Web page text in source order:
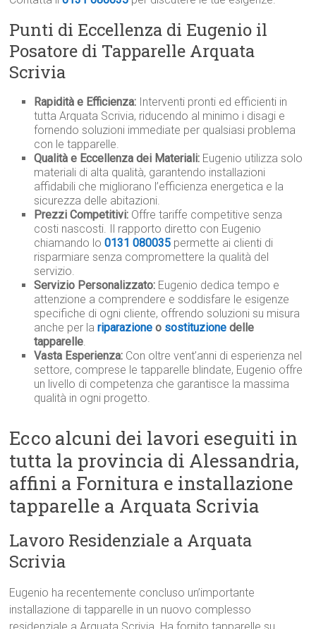
Punti di Eccellenza di Eugenio il
Posatore di Tapparelle Arquata
Scrivia
Rapidità e Efficienza: Interventi pronti ed efficienti in
tutta Arquata Scrivia, riducendo al minimo i disagi e
fornendo soluzioni immediate per qualsiasi problema
con le tapparelle.
Qualità e Eccellenza dei Materiali: Eugenio utilizza solo
materiali di alta qualità, garantendo installazioni
affidabili che migliorano l’efficienza energetica e la
sicurezza delle abitazioni.
Prezzi Competitivi: Offre tariffe competitive senza
costi nascosti. Il rapporto diretto con Eugenio
chiamando lo0131 080035 permette ai clienti di
risparmiare senza compromettere la qualità del
servizio.
Servizio Personalizzato: Eugenio dedica tempo e
attenzione a comprendere e soddisfare le esigenze
specifiche di ogni cliente, offrendo soluzioni su misura
anche per lariparazioneo sostituzione delle
tapparelle.
Vasta Esperienza: Con oltre vent’anni di esperienza nel
settore, comprese le tapparelle blindate, Eugenio offre
un livello di competenza che garantisce la massima
qualità in ogni progetto.
Ecco alcuni dei lavori eseguiti in
tutta la provincia di Alessandria,
affini a Fornitura e installazione
tapparelle a Arquata Scrivia
Lavoro Residenziale a Arquata
Scrivia
Eugenio ha recentemente concluso un’importante
installazione di tapparelle in un nuovo complesso